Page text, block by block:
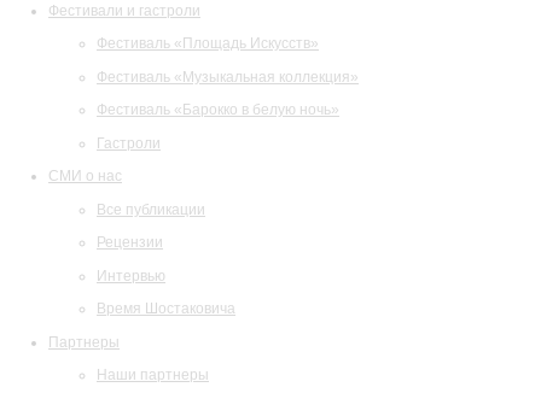
Фестивали и гастроли
Фестиваль «Площадь Искусств»
Фестиваль «Музыкальная коллекция»
Фестиваль «Барокко в белую ночь»
Гастроли
СМИ о нас
Все публикации
Рецензии
Интервью
Время Шостаковича
Партнеры
Наши партнеры